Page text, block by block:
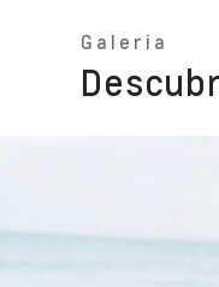
Galeria